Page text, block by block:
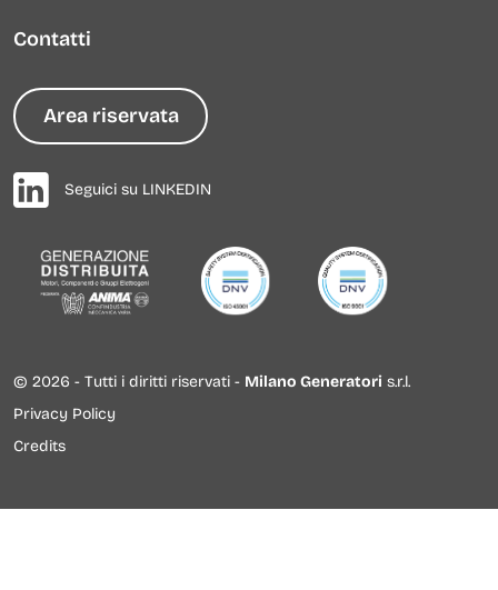
Contatti
Area riservata
Seguici su LINKEDIN
© 2026 - Tutti i diritti riservati - Milano Generatori s.r.l.
Privacy Policy
Credits